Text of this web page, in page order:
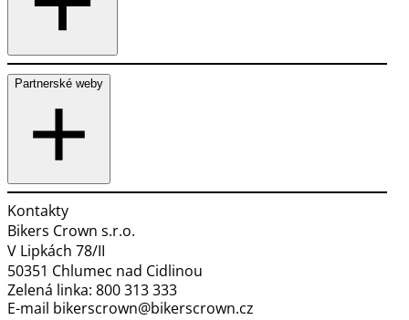
Partnerské weby
Kontakty
Bikers Crown s.r.o.
V Lipkách 78/II
50351 Chlumec nad Cidlinou
Zelená linka: 800 313 333
E-mail bikerscrown@bikerscrown.cz